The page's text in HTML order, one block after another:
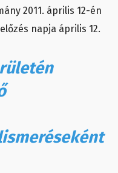
2011. április 12-én
napja április 12.